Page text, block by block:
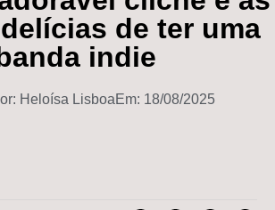
de ter uma
indie
Heloísa LisboaEm: 18/08/2025